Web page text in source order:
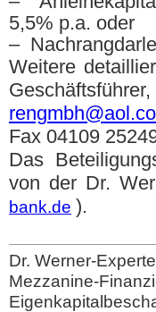
5,5% p.a. oder
–
Weitere
Fax 04109
Das
von der Dr.
bank.de ).
Dr. Werner-
Mezzanine-